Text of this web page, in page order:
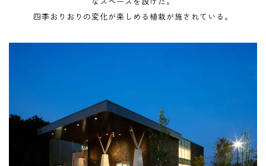
四季おりおりの変化が楽しめる植栽が施されている。